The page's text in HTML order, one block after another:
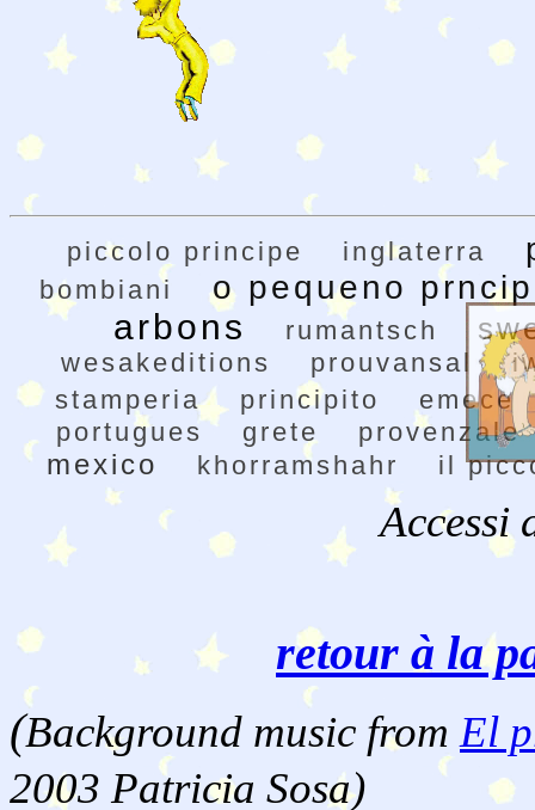
piccolo principe inglaterra
bombiani o pequeno
arbons rumantsch
wesakeditions prouvansal
stamperia
principito
emece
portugues
grete provenzale
mexico khorramshahr il
Accessi
retour à la
(Background music from El
2003 Patricia Sosa)